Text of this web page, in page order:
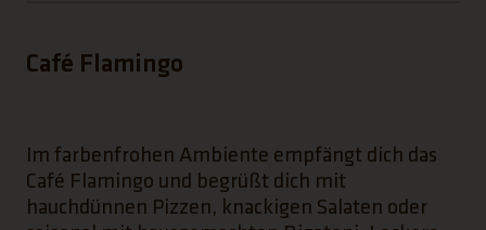
Café Flamingo
Im farbenfrohen Ambiente empfängt dich das
Café Flamingo und begrüßt dich mit
hauchdünnen Pizzen, knackigen Salaten oder